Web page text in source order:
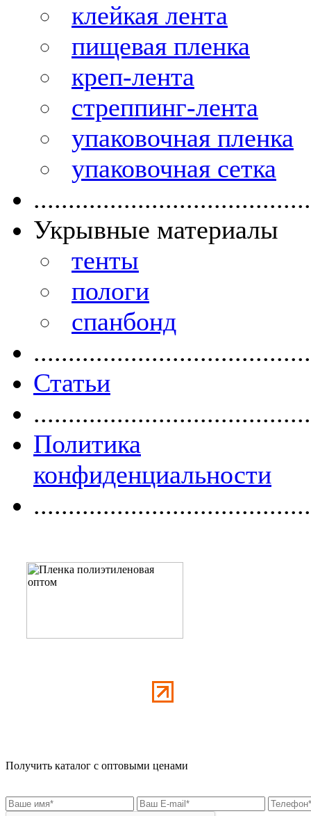
клейкая лента
пищевая пленка
креп-лента
стреппинг-лента
упаковочная пленка
упаковочная сетка
Укрывные материалы
тенты
пологи
спанбонд
Статьи
Политика
конфиденциальности
Получить каталог с оптовыми ценами